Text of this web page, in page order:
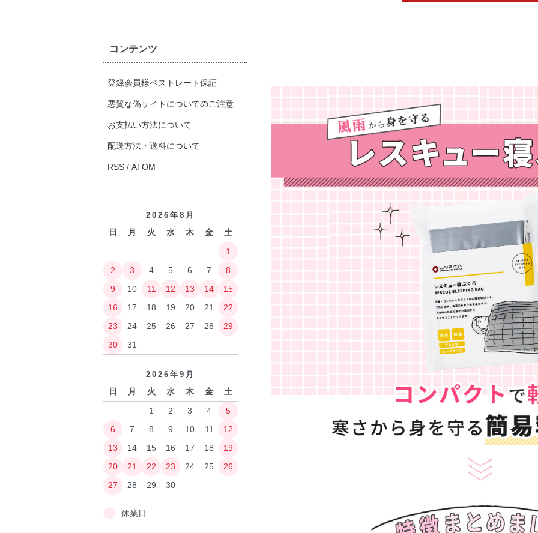
コンテンツ
登録会員様ベストレート保証
悪質な偽サイトについてのご注意
お支払い方法について
配送方法・送料について
RSS / ATOM
2026年8月
日 月 火 水 木 金
土
1
2
3 4 5 6 7
8
9
10 11 12 13 14
15
16
17 18 19 20 21
22
23
24 25 26 27 28
29
30
31
2026年9月
日 月 火 水 木 金
土
1
2 3 4
5
6
7 8 9 10 11
12
13
14 15 16 17 18
19
20
21 22 23 24 25
26
27
28 29 30
休業日